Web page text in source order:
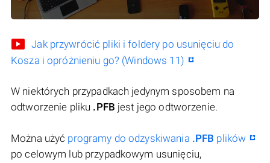
Jak przywrócić pliki i foldery po usunięciu do
Kosza i opróżnieniu go? (Windows 11)
W niektórych przypadkach jedynym sposobem na
odtworzenie pliku .PFB jest jego odtworzenie.
Można użyć programy do odzyskiwania .PFB plików
po celowym lub przypadkowym usunięciu,